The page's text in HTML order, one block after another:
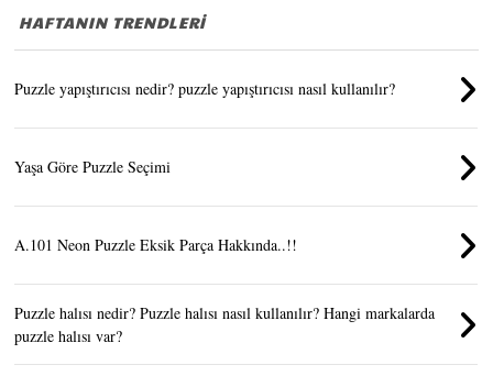
HAFTANIN TRENDLERİ
Puzzle yapıştırıcısı nedir? puzzle yapıştırıcısı nasıl kullanılır?
Yaşa Göre Puzzle Seçimi
A.101 Neon Puzzle Eksik Parça Hakkında..!!
Puzzle halısı nedir? Puzzle halısı nasıl kullanılır? Hangi markalarda
puzzle halısı var?